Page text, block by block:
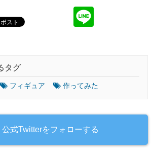
タグ
フィギュア 作ってみた
‎公式Twitterをフォローする